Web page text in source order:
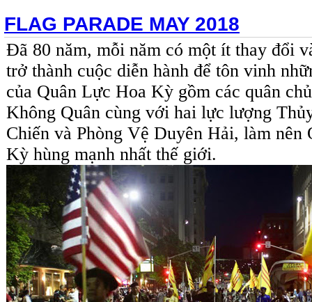
FLAG PARADE MAY 2018
Đã 80 năm, mỗi năm có một ít thay đổi
trở thành cuộc diễn hành để tôn vinh
của Quân Lực Hoa Kỳ gồm các quân
Không Quân cùng với hai lực lượng
Chiến và Phòng Vệ Duyên Hải, làm nên
Kỳ hùng mạnh nhất thế giới.